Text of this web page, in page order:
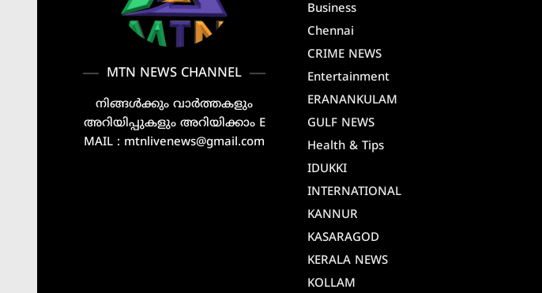
MTN NEWS CHANNEL
നിങ്ങൾക്കും വാർത്തകളും
അറിയിപ്പുകളും അറിയിക്കാം E
MAIL : mtnlivenews@gmail.com
Business
Chennai
CRIME NEWS
Entertainment
ERANANKULAM
GULF NEWS
Health & Tips
IDUKKI
INTERNATIONAL
KANNUR
KASARAGOD
KERALA NEWS
KOLLAM